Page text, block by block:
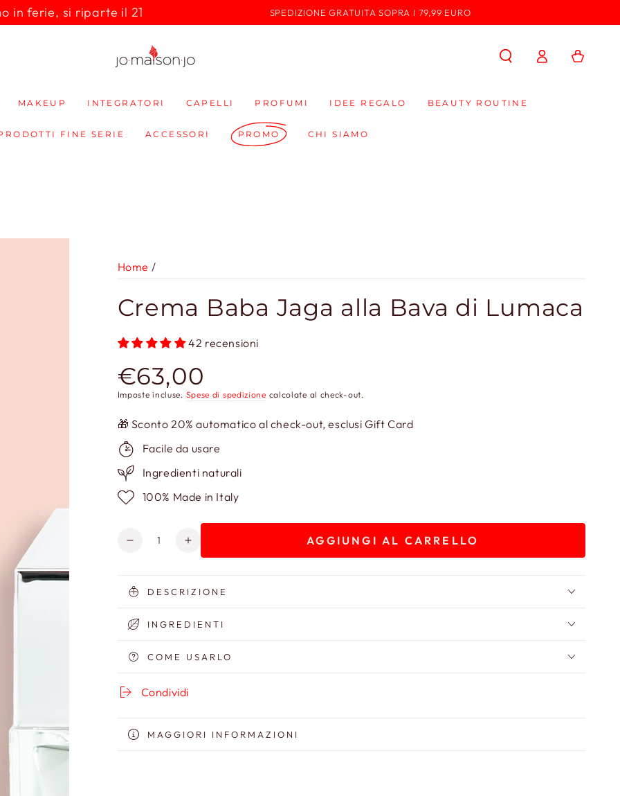
in ferie, si riparte il 21 SPEDIZIONE GRATUITA SOPRA I 79,99 EURO
MAKEUP INTEGRATORI CAPELLI PROFUMI IDEE REGALO BEAUTY ROUTINE
FINE SERIE ACCESSORI PROMO CHI SIAMO
Accedi Carello
Home /
Crema Baba Jaga alla Bava di Lumaca
42 recensioni
Prezzo
regolare
€63,00
Imposte incluse. Spese di spedizione calcolate al check-out.
🎁 Sconto 20% automatico al check-out, esclusi Gift Card
Facile da usare
Ingredienti naturali
100% Made in Italy
Quantità
Diminuisci
per
Crema
Baba
Jaga
alla
di
Lumaca
Aumenta
quantità
per
Crema
Baba
Jaga
di
Lumaca
AGGIUNGI AL CARRELLO
DESCRIZIONE
INGREDIENTI
COME USARLO
Condividi
MAGGIORI INFORMAZIONI
VISUALIZZA IMMAGINI